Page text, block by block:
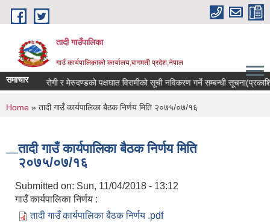
Skip to main content
तादी गाउँपालिका
गाउँ कार्यपालिकाको कार्यालय,बागमती प्रदेश,नेपाल
समाचार
,क्यान्सर रोगी र मेरुदण्डको पक्षघात विरामीको सूची नविकरण गर्ने सम्बन्धी
You are here
Home » तादी गाउँ कार्यपालिका बैठक निर्णय मिति २०७५/०७/१६
तादी गाउँ कार्यपालिका बैठक निर्णय मिति
२०७५/०७/१६
Submitted on: Sun, 11/04/2018 - 13:12
गाउँ कार्यपालिका निर्णय :
तादी गाउँ कार्यपालिका बैठक निर्णय .pdf